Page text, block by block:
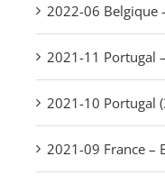
2022-06 Belgique
2021-11 Portugal
2021-10 Portugal
2021-09 France –